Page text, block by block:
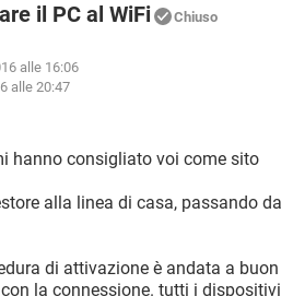
WHATSAPP
WHATSAPP
GAMING
WINDOWS 10
FACEBOOK
GAMING
ANDROID
WINDOWS 10
FACEBOOK
il PC al WiFi Chiuso
alle 16:06
alle 20:47
hanno consigliato voi come sito
alla linea di casa, passando da
di attivazione è andata a buon
la connessione. tutti i dispositivi